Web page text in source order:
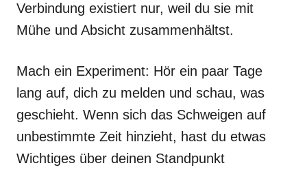
Verbindung existiert nur, weil du sie mit
Mühe und Absicht zusammenhältst.
Mach ein Experiment: Hör ein paar Tage
lang auf, dich zu melden und schau, was
geschieht. Wenn sich das Schweigen auf
unbestimmte Zeit hinzieht, hast du etwas
Wichtiges über deinen Standpunkt